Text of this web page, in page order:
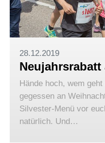
28.12.2019
Neujahrsrabatt
Hände hoch, wem
gegessen an
Silvester-Menü vor
natürlich. Und…